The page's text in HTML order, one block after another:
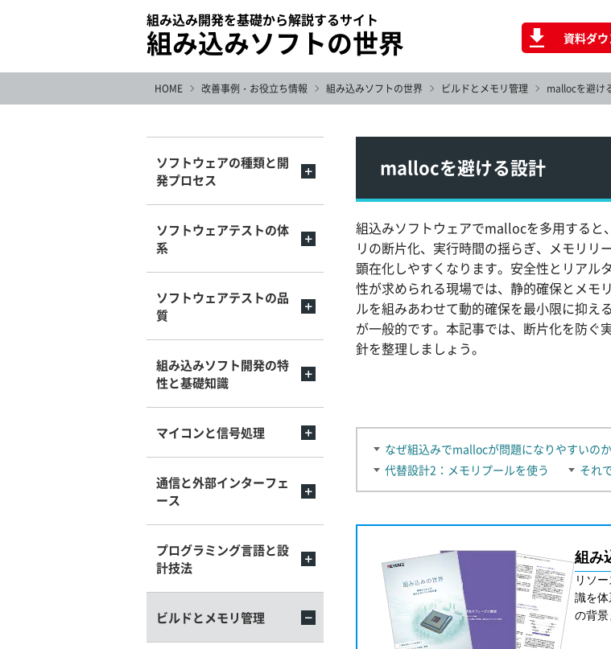
組み込み開発を基礎から解説するサイト
組み込みソフトの世界 資料ダ
HOME 改善事例・お役立ち情報 組み込みソフトの世界 ビルドとメモリ管理 mallocを避け
mallocを避ける設計
組込みソフトウェアでmallocを多用すると
リの断片化、実行時間の揺らぎ、メモリリ
顕在化しやすくなります。安全性とリアル
性が求められる現場では、静的確保とメモ
ルを組みあわせて動的確保を最小限に抑え
が一般的です。本記事では、断片化を防ぐ
針を整理しましょう。
なぜ組込みでmallocが問題になりやすいのか
代替設計2：メモリプールを使う
それ
組み
リソ
識を体
の背景
ソフトウェアの種類と開
発プロセス
ソフトウェアテストの体
系
ソフトウェアテストの品
質
組み込みソフト開発の特
性と基礎知識
マイコンと信号処理
通信と外部インターフェ
ース
プログラミング言語と設
計技法
ビルドとメモリ管理